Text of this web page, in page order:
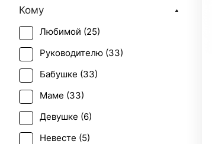
Кому
Любимой (25)
Руководителю (33)
Бабушке (33)
Маме (33)
Девушке (6)
Невесте (5)